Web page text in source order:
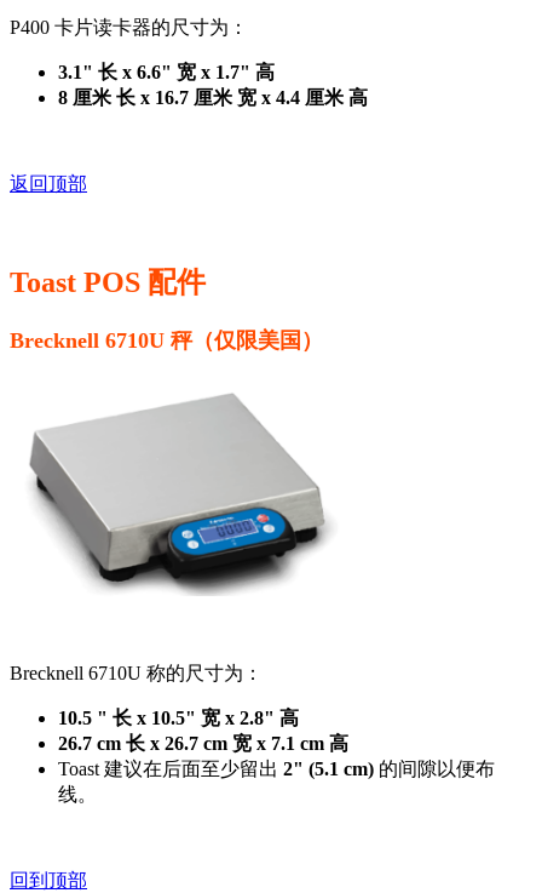
P400 卡片读卡器的尺寸为：
3.1" 长 x 6.6" 宽 x 1.7" 高
8 厘米 长 x 16.7 厘米 宽 x 4.4 厘米 高
返回顶部
Toast POS 配件
Brecknell 6710U 秤（仅限美国）
Brecknell 6710U 称的尺寸为：
10.5 " 长 x 10.5" 宽 x 2.8" 高
26.7 cm 长 x 26.7 cm 宽 x 7.1 cm 高
Toast 建议在后面至少留出 2" (5.1 cm) 的间隙以便布
线。
回到顶部